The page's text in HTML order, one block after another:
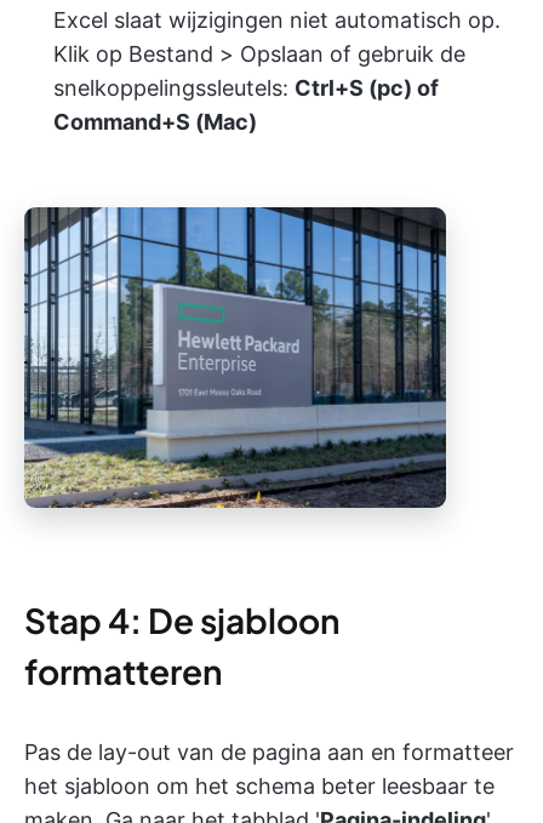
Excel slaat wijzigingen niet automatisch op.
Klik op Bestand > Opslaan of gebruik de
snelkoppelingssleutels: Ctrl+S (pc) of
Command+S (Mac)
Stap 4: De sjabloon
formatteren
Pas de lay-out van de pagina aan en formatteer
het sjabloon om het schema beter leesbaar te